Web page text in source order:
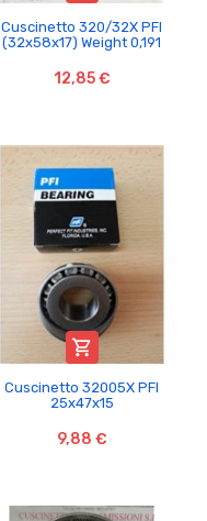
Cuscinetto 320/32X PFI
(32x58x17) Weight 0,191
12,85 €

Cuscinetto 32005X PFI
25x47x15
9,88 €